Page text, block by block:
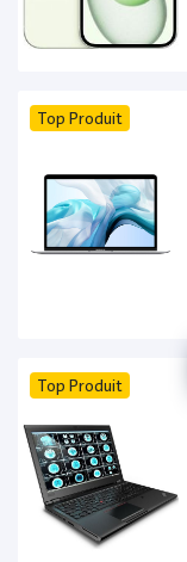
Top Produit
Top Produit